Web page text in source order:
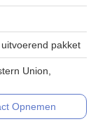
pakket
Union,
Opnemen